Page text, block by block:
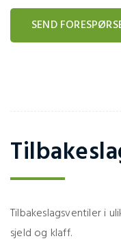
SEND
Tilbakeslagsventiler i
sjeld og klaff.